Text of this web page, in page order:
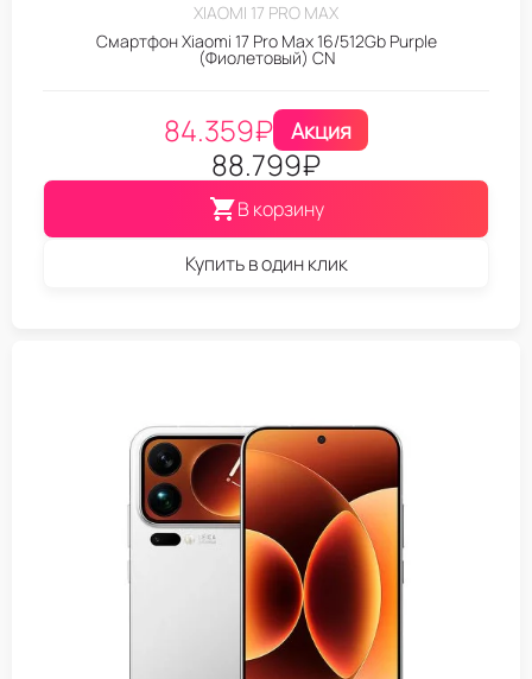
XIAOMI 17 PRO MAX
Смартфон Xiaomi 17 Pro Max 16/512Gb Purple
(Фиолетовый) CN
84.359₽ Акция
88.799₽
В корзину
Купить в один клик